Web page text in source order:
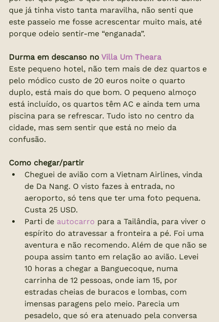
que já tinha visto tanta maravilha, não senti que
este passeio me fosse acrescentar muito mais, até
porque odeio sentir-me “enganada”.
Durma em descanso no Villa Um Theara
Este pequeno hotel, não tem mais de dez quartos e
pelo módico custo de 20 euros noite o quarto
duplo, está mais do que bom. O pequeno almoço
está incluído, os quartos têm AC e ainda tem uma
piscina para se refrescar. Tudo isto no centro da
cidade, mas sem sentir que está no meio da
confusão.
Como chegar/partir
Cheguei de avião com a Vietnam Airlines, vinda
de Da Nang. O visto fazes à entrada, no
aeroporto, só tens que ter uma foto pequena.
Custa 25 USD.
Parti de autocarro para a Tailândia, para viver o
espírito do atravessar a fronteira a pé. Foi uma
aventura e não recomendo. Além de que não se
poupa assim tanto em relação ao avião. Levei
10 horas a chegar a Banguecoque, numa
carrinha de 12 pessoas, onde iam 15, por
estradas cheias de buracos e lombas, com
imensas paragens pelo meio. Parecia um
pesadelo, que só era atenuado pela conversa